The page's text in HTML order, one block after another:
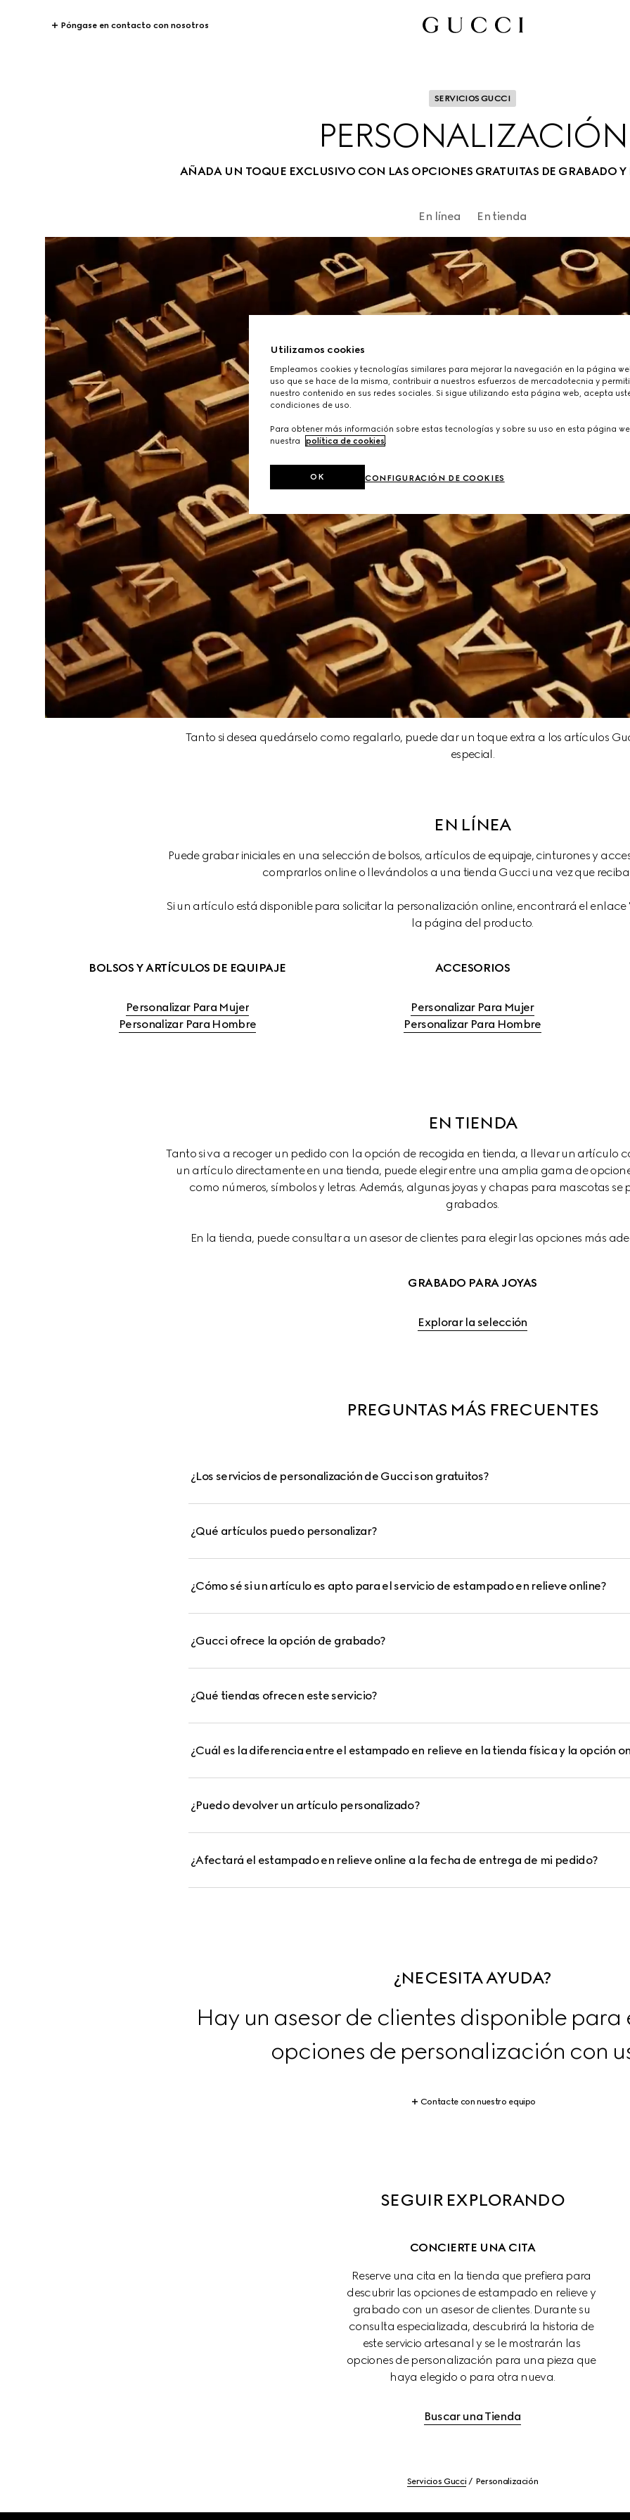
Póngase en contacto con nosotros
SERVICIOS GUCCI
PERSONALIZACIÓN
AÑADA UN TOQUE EXCLUSIVO CON LAS OPCIONES GRATUITAS DE GRABADO Y
En línea En tienda
Tanto si desea quedárselo como regalarlo, puede dar un toque extra a los artículos
especial.
EN LÍNEA
Puede grabar iniciales en una selección de bolsos, artículos de equipaje, cinturones y
comprarlos online o llevándolos a una tienda Gucci una vez que reciba
Si un artículo está disponible para solicitar la personalización online, encontrará el enlace
la página del producto.
BOLSOS Y ARTÍCULOS DE EQUIPAJE
Personalizar Para Mujer
Personalizar Para Hombre
ACCESORIOS
Personalizar Para Mujer
Personalizar Para Hombre
EN TIENDA
Tanto si va a recoger un pedido con la opción de recogida en tienda, a llevar un artículo
un artículo directamente en una tienda, puede elegir entre una amplia gama de
como números, símbolos y letras. Además, algunas joyas y chapas para mascotas se
grabados.
En la tienda, puede consultar a un asesor de clientes para elegir las opciones más
GRABADO PARA JOYAS
Explorar la selección
PREGUNTAS MÁS FRECUENTES
¿Los servicios de personalización de Gucci son gratuitos?
¿Qué artículos puedo personalizar?
¿Cómo sé si un artículo es apto para el servicio de estampado en relieve online?
¿Gucci ofrece la opción de grabado?
¿Qué tiendas ofrecen este servicio?
¿Cuál es la diferencia entre el estampado en relieve en la tienda física y la opción
¿Puedo devolver un artículo personalizado?
¿Afectará el estampado en relieve online a la fecha de entrega de mi pedido?
¿NECESITA AYUDA?
Hay un asesor de clientes disponible para
opciones de personalización con
Contacte con nuestro equipo
SEGUIR EXPLORANDO
CONCIERTE UNA CITA
Reserve una cita en la tienda que prefiera para
descubrir las opciones de estampado en relieve y
grabado con un asesor de clientes. Durante su
consulta especializada, descubrirá la historia de
este servicio artesanal y se le mostrarán las
opciones de personalización para una pieza que
haya elegido o para otra nueva.
Buscar una Tienda
Servicios Gucci Personalización
Utilizamos cookies
Empleamos cookies y tecnologías similares para mejorar la navegación en la página
uso que se hace de la misma, contribuir a nuestros esfuerzos de mercadotecnia y
nuestro contenido en sus redes sociales. Si sigue utilizando esta página web, acepta
condiciones de uso.
Para obtener más información sobre estas tecnologías y sobre su uso en esta página
nuestra
política de cookies.
CONFIGURACIÓN DE COOKIES
OK